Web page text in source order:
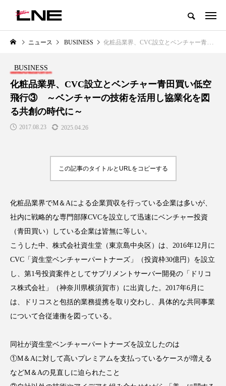
グローバルビューティ＆ヘルスケアビジネス誌
LIFESTYLE
2026.07.13
BUSINESS
2026.08.06
FEATURED 注目の企画
B2B BeautyTech ChatGPT
ニュース BUSINESS 化粧品業界、CVC設立とベンチャー青田買い低空飛行③ ～ベンチャーの技術を活用し協業化を図る共創の時代に～
BUSINESS
化粧品業界、CVC設立とベンチャー青田買い低空
飛行③ ～ベンチャーの技術を活用し協業化を図
る共創の時代に～
2017.08.23 2025.04.26
この記事のタイトルとURLをコピーする
化粧品業界でM＆Aによる企業買収を行っている企業は多いが、
社内に戦略的な専門部隊CVCを設立して迅速にベンチャー投資
（青田買い）している企業は皆無に等しい。
こうした中、株式会社資生堂（東京島中央区）は、2016年12月に
CVC「資生堂ベンチャーパートナーズ」（投資枠30億円）を設立
し、第1号投資案件としてサプリメントサーバー開発の「ドリコ
ス株式会社」（神奈川県横須賀市）に出資した。2017年6月に
は、ドリコスと包括的業務提携を取り交わし、具体的な共同事業
について合従連衡を図っている。
同社が資生堂ベンチャーパートナーズを設立したのは
①M＆Aに対して高いプレミアムを支払っているケースが増える
などM＆Aの見直しに迫られたこと